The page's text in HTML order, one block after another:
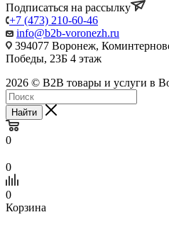
Подписаться на рассылку
+7 (473) 210-60-46
info@b2b-voronezh.ru
394077 Воронеж,
Победы, 23Б​ 4 этаж
2026 © B2B товары и услуги в
Найти
0
0
0
Корзина